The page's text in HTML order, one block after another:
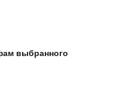
выбранного